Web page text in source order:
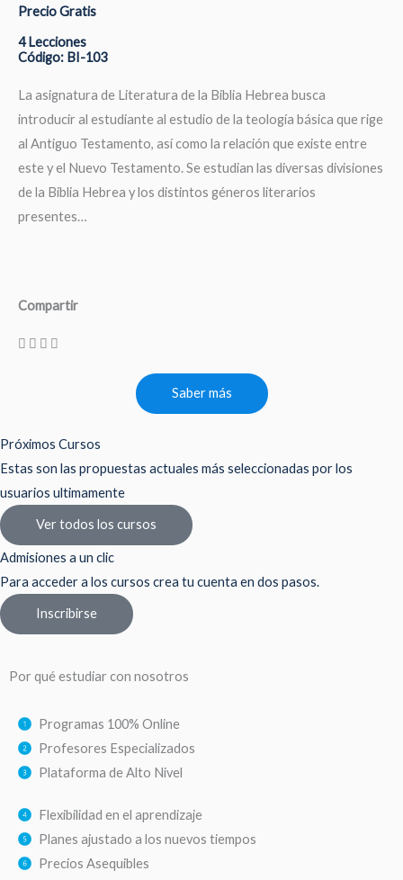
Precio Gratis
4 Lecciones
Código: BI-103
La asignatura de Literatura de la Biblia Hebrea busca
introducir al estudiante al estudio de la teología básica que rige
al Antiguo Testamento, así como la relación que existe entre
este y el Nuevo Testamento. Se estudian las diversas divisiones
de la Biblia Hebrea y los distintos géneros literarios
presentes…
Compartir
Saber más
Próximos Cursos
Estas son las propuestas actuales más seleccionadas por los
usuarios ultimamente
Ver todos los cursos
Admisiones a un clic
Para acceder a los cursos crea tu cuenta en dos pasos.
Inscribirse
Por qué estudiar con nosotros
Programas 100% Online
Profesores Especializados
Plataforma de Alto Nivel
Flexibilidad en el aprendizaje
Planes ajustado a los nuevos tiempos
Precios Asequibles